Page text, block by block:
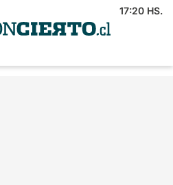
17:20 HS.